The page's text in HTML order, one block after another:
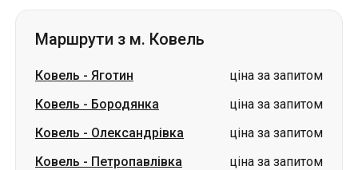
Маршрути з м. Ковель
Ковель - Яготин
ціна за запитом
Ковель - Бородянка
ціна за запитом
Ковель - Олександрівка
ціна за запитом
Ковель - Петропавлівка
ціна за запитом